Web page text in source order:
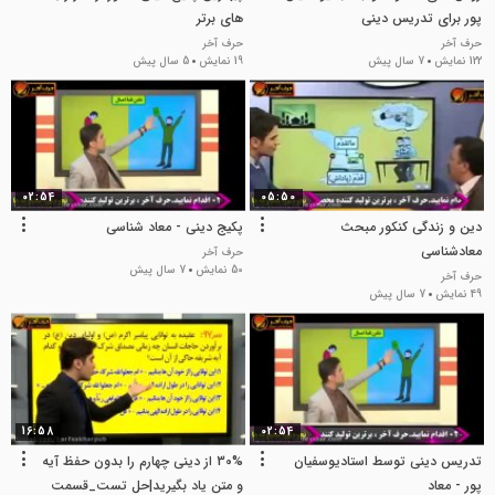
پور برای تدریس دینی
حرف آخر
122 نمایش
7 سال پیش
های برتر
حرف آخر
19 نمایش
5 سال پیش
05:50
دین و زندگی کنکور مبحث
معادشناسی
حرف آخر
49 نمایش
7 سال پیش
02:54
پکیج دینی - معاد شناسی
حرف آخر
50 نمایش
7 سال پیش
02:54
تدریس دینی توسط استادیوسفیان
پور - معاد
16:58
30% از دینی چهارم را بدون حفظ آیه
و متن یاد بگیرید|حل تست_قسمت